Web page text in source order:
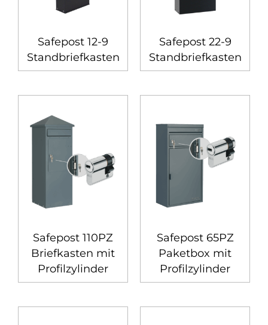
Safepost 12-9
Standbriefkasten
Safepost 22-9
Standbriefkasten
Safepost 110PZ
Briefkasten mit
Profilzylinder
Safepost 65PZ
Paketbox mit
Profilzylinder